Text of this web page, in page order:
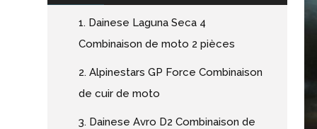
1. Dainese Laguna Seca 4
Combinaison de moto 2 pièces
2. Alpinestars GP Force Combinaison
de cuir de moto
3. Dainese Avro D2 Combinaison de